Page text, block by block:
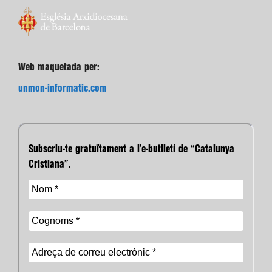
Web maquetada per:
unmon-informatic.com
Subscriu-te gratuïtament a l’e-butlletí de “Catalunya
Cristiana”.